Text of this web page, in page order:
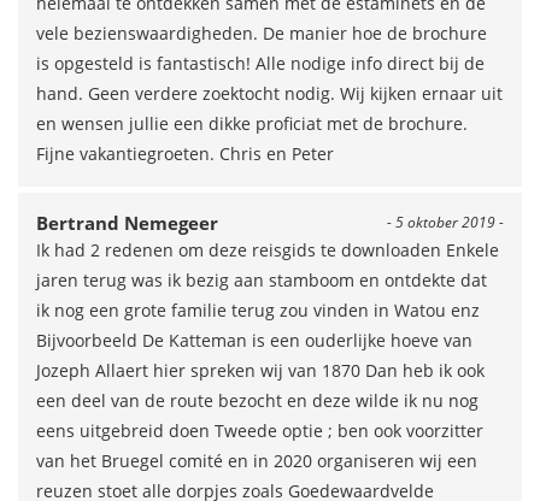
vele bezienswaardigheden. De manier hoe de brochure
is opgesteld is fantastisch! Alle nodige info direct bij de
hand. Geen verdere zoektocht nodig. Wij kijken ernaar uit
en wensen jullie een dikke proficiat met de brochure.
Fijne vakantiegroeten. Chris en Peter
- 5 oktober 2019 -
Bertrand Nemegeer
Ik had 2 redenen om deze reisgids te downloaden Enkele
jaren terug was ik bezig aan stamboom en ontdekte dat
ik nog een grote familie terug zou vinden in Watou enz
Bijvoorbeeld De Katteman is een ouderlijke hoeve van
Jozeph Allaert hier spreken wij van 1870 Dan heb ik ook
een deel van de route bezocht en deze wilde ik nu nog
eens uitgebreid doen Tweede optie ; ben ook voorzitter
van het Bruegel comité en in 2020 organiseren wij een
reuzen stoet alle dorpjes zoals Goedewaardvelde